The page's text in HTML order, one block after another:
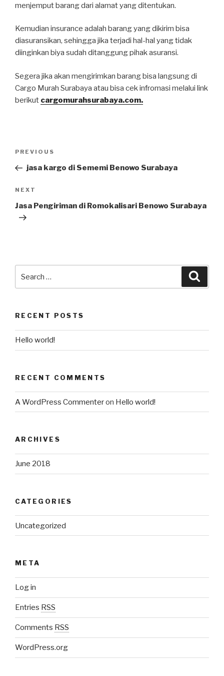
menjemput barang dari alamat yang ditentukan.
Kemudian insurance adalah barang yang dikirim bisa
diasuransikan, sehingga jika terjadi hal-hal yang tidak
diinginkan biya sudah ditanggung pihak asuransi.
Segera jika akan mengirimkan barang bisa langsung di
Cargo Murah Surabaya atau bisa cek infromasi melalui link
berikut cargomurahsurabaya.com.
PREVIOUS
jasa kargo di Sememi Benowo Surabaya
NEXT
Jasa Pengiriman di Romokalisari Benowo Surabaya
RECENT POSTS
Hello world!
RECENT COMMENTS
A WordPress Commenteron Hello world!
ARCHIVES
June 2018
CATEGORIES
Uncategorized
META
Log in
Entries RSS
Comments RSS
WordPress.org